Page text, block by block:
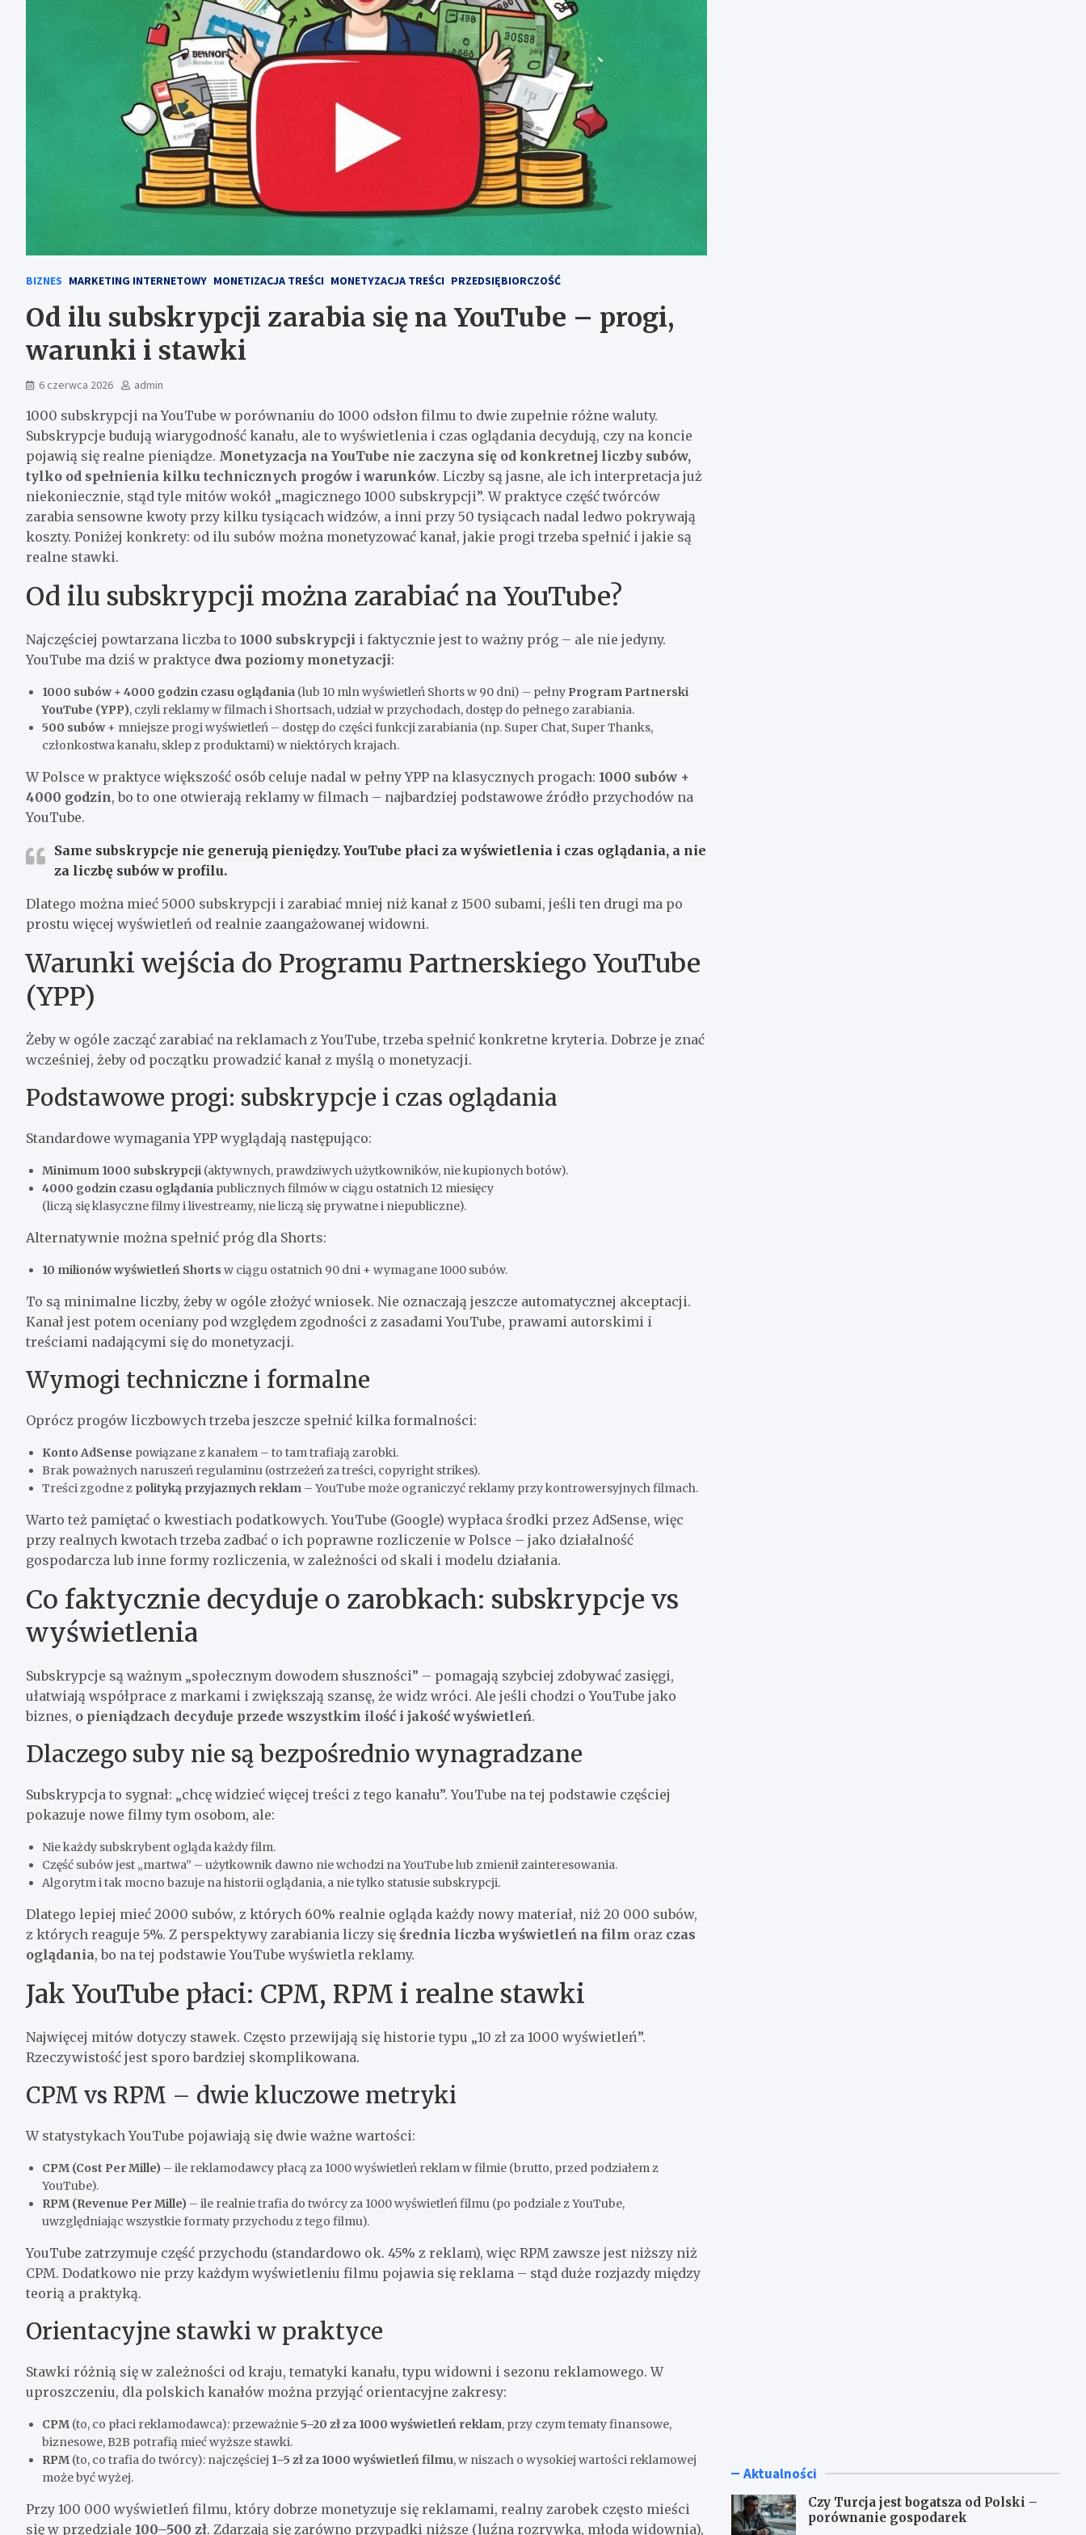
BIZNES MARKETING INTERNETOWY MONETIZACJA TREŚCI MONETYZACJA TREŚCI PRZEDSIĘBIORCZOŚĆ
Od ilu subskrypcji zarabia się na YouTube – progi,
warunki i stawki
6 czerwca 2026 admin
1000 subskrypcji na YouTube w porównaniu do 1000 odsłon filmu to dwie zupełnie różne waluty.
Subskrypcje budują wiarygodność kanału, ale to wyświetlenia i czas oglądania decydują, czy na koncie
pojawią się realne pieniądze. Monetyzacja na YouTube nie zaczyna się od konkretnej liczby subów,
tylko od spełnienia kilku technicznych progów i warunków. Liczby są jasne, ale ich interpretacja już
niekoniecznie, stąd tyle mitów wokół „magicznego 1000 subskrypcji”. W praktyce część twórców
zarabia sensowne kwoty przy kilku tysiącach widzów, a inni przy 50 tysiącach nadal ledwo pokrywają
koszty. Poniżej konkrety: od ilu subów można monetyzować kanał, jakie progi trzeba spełnić i jakie są
realne stawki.
Od ilu subskrypcji można zarabiać na YouTube?
Najczęściej powtarzana liczba to 1000 subskrypcji i faktycznie jest to ważny próg – ale nie jedyny.
YouTube ma dziś w praktyce dwa poziomy monetyzacji:
1000 subów + 4000 godzin czasu oglądania (lub 10 mln wyświetleń Shorts w 90 dni) – pełny Program Partnerski
YouTube (YPP), czyli reklamy w filmach i Shortsach, udział w przychodach, dostęp do pełnego zarabiania.
500 subów+ mniejsze progi wyświetleń – dostęp do części funkcji zarabiania (np. Super Chat, Super Thanks,
członkostwa kanału, sklep z produktami) w niektórych krajach.
W Polsce w praktyce większość osób celuje nadal w pełny YPP na klasycznych progach: 1000 subów +
4000 godzin, bo to one otwierają reklamy w filmach – najbardziej podstawowe źródło przychodów na
YouTube.
Same subskrypcje nie generują pieniędzy. YouTube płaci za wyświetlenia i czas oglądania, a nie
za liczbę subów w profilu.
Dlatego można mieć 5000 subskrypcji i zarabiać mniej niż kanał z 1500 subami, jeśli ten drugi ma po
prostu więcej wyświetleń od realnie zaangażowanej widowni.
Warunki wejścia do Programu Partnerskiego YouTube
(YPP)
Żeby w ogóle zacząć zarabiać na reklamach z YouTube, trzeba spełnić konkretne kryteria. Dobrze je znać
wcześniej, żeby od początku prowadzić kanał z myślą o monetyzacji.
Podstawowe progi: subskrypcje i czas oglądania
Standardowe wymagania YPP wyglądają następująco:
Minimum 1000 subskrypcji (aktywnych, prawdziwych użytkowników, nie kupionych botów).
4000 godzin czasu oglądania publicznych filmów w ciągu ostatnich 12 miesięcy
(liczą się klasyczne filmy i livestreamy, nie liczą się prywatne i niepubliczne).
Alternatywnie można spełnić próg dla Shorts:
10 milionów wyświetleń Shorts w ciągu ostatnich 90 dni + wymagane 1000 subów.
To są minimalne liczby, żeby w ogóle złożyć wniosek. Nie oznaczają jeszcze automatycznej akceptacji.
Kanał jest potem oceniany pod względem zgodności z zasadami YouTube, prawami autorskimi i
treściami nadającymi się do monetyzacji.
Wymogi techniczne i formalne
Oprócz progów liczbowych trzeba jeszcze spełnić kilka formalności:
Konto AdSense powiązane z kanałem – to tam trafiają zarobki.
Brak poważnych naruszeń regulaminu (ostrzeżeń za treści, copyright strikes).
Treści zgodne z polityką przyjaznych reklam – YouTube może ograniczyć reklamy przy kontrowersyjnych filmach.
Warto też pamiętać o kwestiach podatkowych. YouTube (Google) wypłaca środki przez AdSense, więc
przy realnych kwotach trzeba zadbać o ich poprawne rozliczenie w Polsce – jako działalność
gospodarcza lub inne formy rozliczenia, w zależności od skali i modelu działania.
Co faktycznie decyduje o zarobkach: subskrypcje vs
wyświetlenia
Subskrypcje są ważnym „społecznym dowodem słuszności” – pomagają szybciej zdobywać zasięgi,
ułatwiają współprace z markami i zwiększają szansę, że widz wróci. Ale jeśli chodzi o YouTube jako
biznes, o pieniądzach decyduje przede wszystkim ilość i jakość wyświetleń.
Dlaczego suby nie są bezpośrednio wynagradzane
Subskrypcja to sygnał: „chcę widzieć więcej treści z tego kanału”. YouTube na tej podstawie częściej
pokazuje nowe filmy tym osobom, ale:
Nie każdy subskrybent ogląda każdy film.
Część subów jest „martwa” – użytkownik dawno nie wchodzi na YouTube lub zmienił zainteresowania.
Algorytm i tak mocno bazuje na historii oglądania, a nie tylko statusie subskrypcji.
Dlatego lepiej mieć 2000 subów, z których 60% realnie ogląda każdy nowy materiał, niż 20 000 subów,
z których reaguje 5%. Z perspektywy zarabiania liczy się średnia liczba wyświetleń na film oraz czas
oglądania, bo na tej podstawie YouTube wyświetla reklamy.
Jak YouTube płaci: CPM, RPM i realne stawki
Najwięcej mitów dotyczy stawek. Często przewijają się historie typu „10 zł za 1000 wyświetleń”.
Rzeczywistość jest sporo bardziej skomplikowana.
CPM vs RPM – dwie kluczowe metryki
W statystykach YouTube pojawiają się dwie ważne wartości:
CPM (Cost Per Mille) – ile reklamodawcy płacą za 1000 wyświetleń reklam w filmie (brutto, przed podziałem z
YouTube).
RPM (Revenue Per Mille) – ile realnie trafia do twórcy za 1000 wyświetleń filmu (po podziale z YouTube,
uwzględniając wszystkie formaty przychodu z tego filmu).
YouTube zatrzymuje część przychodu (standardowo ok. 45% z reklam), więc RPM zawsze jest niższy niż
CPM. Dodatkowo nie przy każdym wyświetleniu filmu pojawia się reklama – stąd duże rozjazdy między
teorią a praktyką.
Orientacyjne stawki w praktyce
Stawki różnią się w zależności od kraju, tematyki kanału, typu widowni i sezonu reklamowego. W
uproszczeniu, dla polskich kanałów można przyjąć orientacyjne zakresy:
CPM(to, co płaci reklamodawca): przeważnie5–20 zł za 1000 wyświetleń reklam, przy czym tematy finansowe,
biznesowe, B2B potrafią mieć wyższe stawki.
RPM(to, co trafia do twórcy): najczęściej 1–5 zł za 1000 wyświetleń filmu, w niszach o wysokiej wartości reklamowej
może być wyżej.
Przy 100 000 wyświetleń filmu, który dobrze monetyzuje się reklamami, realny zarobek często mieści
się w przedziale 100–500 zł. Zdarzają się zarówno przypadki niższe (luźna rozrywka, młoda widownia),
Aktualności
Czy Turcja jest bogatsza od Polski –
porównanie gospodarek